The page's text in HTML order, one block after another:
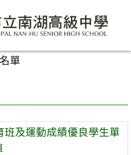
單
班及運動成績優良學生單